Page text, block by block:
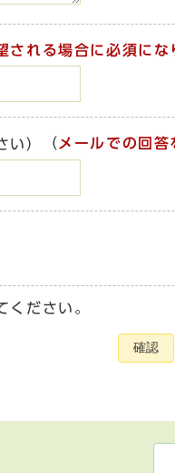
される場合に必須にな
い） （ メールでの回答
ください。
確認